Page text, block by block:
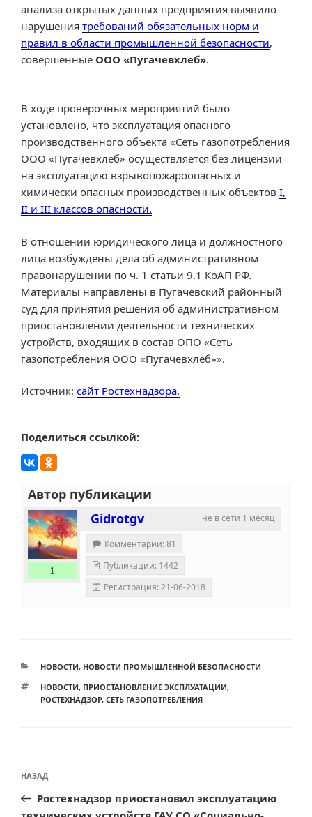
анализа открытых данных предприятия выявило
нарушения требований обязательных норм и
правил в области промышленной безопасности,
совершенные ООО «Пугачевхлеб».
В ходе проверочных мероприятий было
установлено, что эксплуатация опасного
производственного объекта «Сеть газопотребления
ООО «Пугачевхлеб» осуществляется без лицензии
на эксплуатацию взрывопожароопасных и
химически опасных производственных объектов I,
II и III классов опасности.
В отношении юридического лица и должностного
лица возбуждены дела об административном
правонарушении по ч. 1 статьи 9.1 КоАП РФ.
Материалы направлены в Пугачевский районный
суд для принятия решения об административном
приостановлении деятельности технических
устройств, входящих в состав ОПО «Сеть
газопотребления ООО «Пугачевхлеб»».
Источник: сайт Ростехнадзора.
Поделиться ссылкой:
Автор публикации
не в сети 1 месяц
Gidrotgv
1
Комментарии: 81
Публикации: 1442
Регистрация: 21-06-2018
РУБРИКИ
НОВОСТИ, НОВОСТИ ПРОМЫШЛЕННОЙ БЕЗОПАСНОСТИ
МЕТКИ
НОВОСТИ, ПРИОСТАНОВЛЕНИЕ ЭКСПЛУАТАЦИИ,
РОСТЕХНАДЗОР, СЕТЬ ГАЗОПОТРЕБЛЕНИЯ
Навигация
записям
Предыдущая
запись:
НАЗАД
Ростехнадзор приостановил эксплуатацию